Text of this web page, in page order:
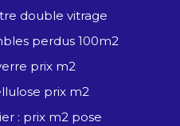
double vitrage
perdus 100m2
prix m2
prix m2
: prix m2 pose